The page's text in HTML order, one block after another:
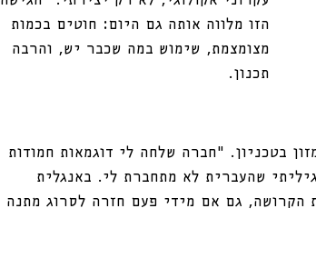
הזו מלווה אותה גם היום: חוטים בכמות
מצומצמת, שימוש במה שכבר יש, והרבה
תכנון.
לימודי הנדסת מזון בטכניון. “חברה שלחה לי דוגמאות חמודות
שהעברית לא מתחברת לי. באנגלית
הקרושה, גם אם מידי פעם חזרה לסרוג מתנה